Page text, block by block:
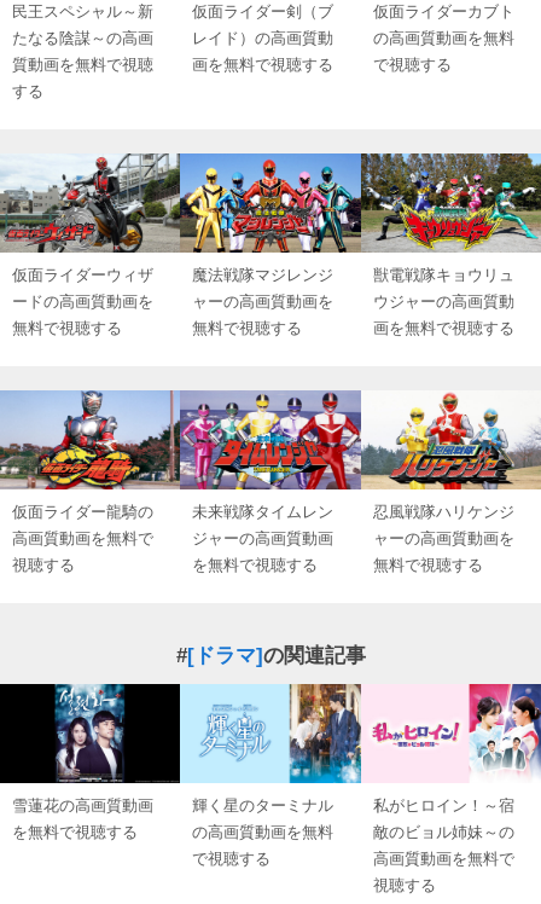
民王スペシャル～新
たなる陰謀～の高画
質動画を無料で視聴
する
仮面ライダー剣（ブ
レイド）の高画質動
画を無料で視聴する
仮面ライダーカブト
の高画質動画を無料
で視聴する
仮面ライダーウィザ
ードの高画質動画を
無料で視聴する
魔法戦隊マジレンジ
ャーの高画質動画を
無料で視聴する
獣電戦隊キョウリュ
ウジャーの高画質動
画を無料で視聴する
仮面ライダー龍騎の
高画質動画を無料で
視聴する
未来戦隊タイムレン
ジャーの高画質動画
を無料で視聴する
忍風戦隊ハリケンジ
ャーの高画質動画を
無料で視聴する
#[ドラマ]の関連記事
雪蓮花の高画質動画
を無料で視聴する
輝く星のターミナル
の高画質動画を無料
で視聴する
私がヒロイン！～宿
敵のビョル姉妹～の
高画質動画を無料で
視聴する